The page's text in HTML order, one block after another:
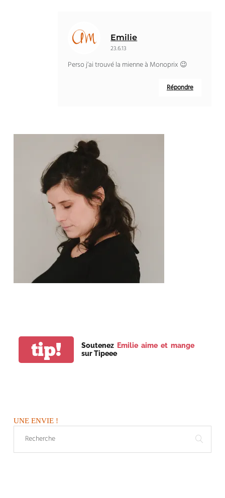
Emilie
23.6.13
Perso j’ai trouvé la mienne à Monoprix 😉
Répondre
tip! Soutenez Emilie aime et mange
sur Tipeee
UNE ENVIE !